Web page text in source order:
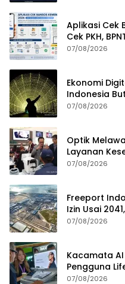
Aplikasi Cek
Cek PKH,
07/08/2026
Ekonomi
Indonesia
07/08/2026
Optik
Layanan
07/08/2026
Freeport
Izin Usai
07/08/2026
Kacamata
Pengguna
07/08/2026